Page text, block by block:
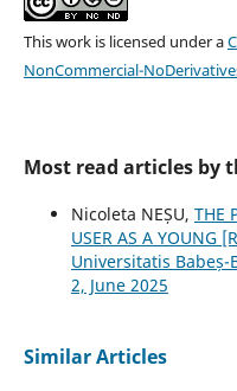
This work is licensed under a
NonCommercial-
Most read articles by
Nicoleta NEȘU, THE
USER AS A YOUNG
Universitatis Babeș-
2, June 2025
Similar Articles